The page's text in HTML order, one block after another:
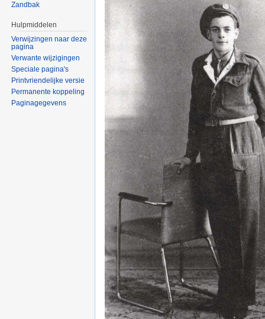
Zandbak
Hulpmiddelen
Verwijzingen naar deze
pagina
Verwante wijzigingen
Speciale pagina's
Printvriendelijke versie
Permanente koppeling
Paginagegevens